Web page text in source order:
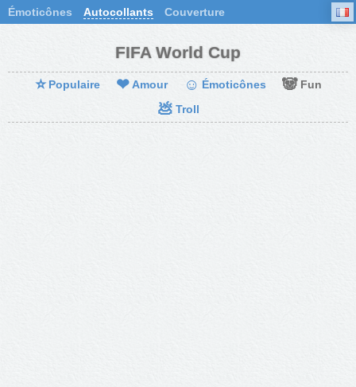
Émoticônes Autocollants Couverture
FIFA World Cup
⭐ Populaire ❤ Amour ☺ Émoticônes 🐼 Fun
💩 Troll